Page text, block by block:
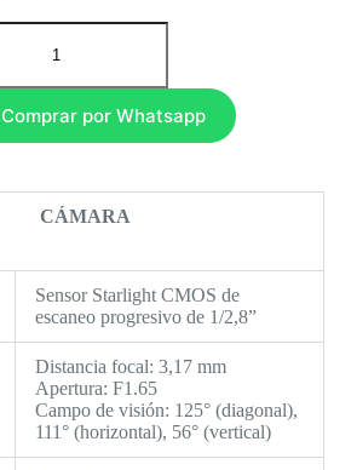
Comprar por Whatsapp
CÁMARA
Sensor Starlight CMOS de
escaneo progresivo de 1/2,8”
Distancia focal: 3,17 mm
Apertura: F1.65
Campo de visión: 125° (diagonal),
111° (horizontal), 56° (vertical)